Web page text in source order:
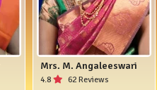
Mrs. M. Angaleeswari
4.8 62 Reviews